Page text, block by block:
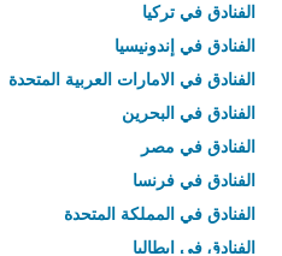
الفنادق في تركيا
الفنادق في إندونيسيا
الفنادق في الامارات العربية المتحدة
الفنادق في البحرين
الفنادق في مصر
الفنادق في فرنسا
الفنادق في المملكة المتحدة
الفنادق في إيطاليا